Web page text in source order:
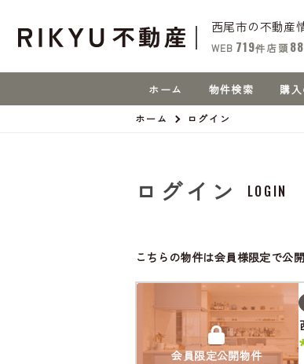
西尾市の不動産
WEB 719件 店頭 88
ホーム 物件検索 購
ホーム ログイン
ログイン LOGIN
こちらの物件は会員様限定で公
会員限定公開物件